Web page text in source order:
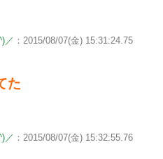
／ ：2015/08/07(金) 15:31:24.75
た
／ ：2015/08/07(金) 15:32:55.76